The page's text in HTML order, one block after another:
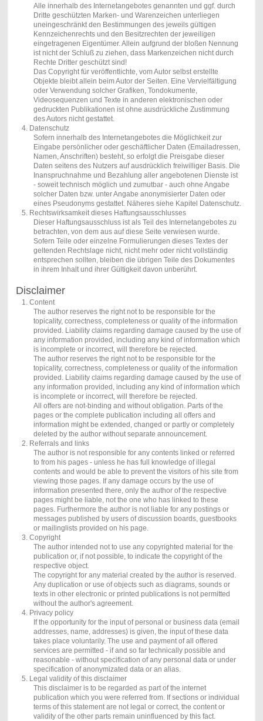
Alle innerhalb des Internetangebotes genannten und ggf. durch
Dritte geschützten Marken- und Warenzeichen unterliegen
uneingeschränkt den Bestimmungen des jeweils gültigen
Kennzeichenrechts und den Besitzrechten der jeweiligen
eingetragenen Eigentümer. Allein aufgrund der bloßen Nennung
ist nicht der Schluß zu ziehen, dass Markenzeichen nicht durch
Rechte Dritter geschützt sind!
Das Copyright für veröffentlichte, vom Autor selbst erstellte
Objekte bleibt allein beim Autor der Seiten. Eine Vervielfältigung
oder Verwendung solcher Grafiken, Tondokumente,
Videosequenzen und Texte in anderen elektronischen oder
gedruckten Publikationen ist ohne ausdrückliche Zustimmung
des Autors nicht gestattet.
4. Datenschutz
Sofern innerhalb des Internetangebotes die Möglichkeit zur
Eingabe persönlicher oder geschäftlicher Daten (Emailadressen,
Namen, Anschriften) besteht, so erfolgt die Preisgabe dieser
Daten seitens des Nutzers auf ausdrücklich freiwilliger Basis. Die
Inanspruchnahme und Bezahlung aller angebotenen Dienste ist
- soweit technisch möglich und zumutbar - auch ohne Angabe
solcher Daten bzw. unter Angabe anonymisierter Daten oder
eines Pseudonyms gestattet. Näheres siehe Kapitel Datenschutz.
5. Rechtswirksamkeit dieses Haftungsausschlusses
Dieser Haftungsausschluss ist als Teil des Internetangebotes zu
betrachten, von dem aus auf diese Seite verwiesen wurde.
Sofern Teile oder einzelne Formulierungen dieses Textes der
geltenden Rechtslage nicht, nicht mehr oder nicht vollständig
entsprechen sollten, bleiben die übrigen Teile des Dokumentes
in ihrem Inhalt und ihrer Gültigkeit davon unberührt.
Disclaimer
1. Content
The author reserves the right not to be responsible for the
topicality, correctness, completeness or quality of the information
provided. Liability claims regarding damage caused by the use of
any information provided, including any kind of information which
is incomplete or incorrect, will therefore be rejected.
The author reserves the right not to be responsible for the
topicality, correctness, completeness or quality of the information
provided. Liability claims regarding damage caused by the use of
any information provided, including any kind of information which
is incomplete or incorrect, will therefore be rejected.
All offers are not-binding and without obligation. Parts of the
pages or the complete publication including all offers and
information might be extended, changed or partly or completely
deleted by the author without separate announcement.
2. Referrals and links
The author is not responsible for any contents linked or referred
to from his pages - unless he has full knowledge of illegal
contents and would be able to prevent the visitors of his site from
viewing those pages. If any damage occurs by the use of
information presented there, only the author of the respective
pages might be liable, not the one who has linked to these
pages. Furthermore the author is not liable for any postings or
messages published by users of discussion boards, guestbooks
or mailinglists provided on his page.
3. Copyright
The author intended not to use any copyrighted material for the
publication or, if not possible, to indicate the copyright of the
respective object.
The copyright for any material created by the author is reserved.
Any duplication or use of objects such as diagrams, sounds or
texts in other electronic or printed publications is not permitted
without the author's agreement.
4. Privacy policy
If the opportunity for the input of personal or business data (email
addresses, name, addresses) is given, the input of these data
takes place voluntarily. The use and payment of all offered
services are permitted - if and so far technically possible and
reasonable - without specification of any personal data or under
specification of anonymizated data or an alias.
5. Legal validity of this disclaimer
This disclaimer is to be regarded as part of the internet
publication which you were referred from. If sections or individual
terms of this statement are not legal or correct, the content or
validity of the other parts remain uninfluenced by this fact.